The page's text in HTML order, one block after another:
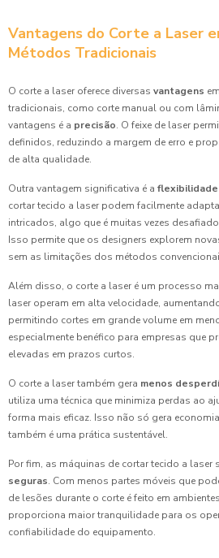
Vantagens do Corte a Laser
Métodos Tradicionais
O corte a laser oferece diversas vantagens
tradicionais, como corte manual ou com
vantagens é a precisão. O feixe de laser
definidos, reduzindo a margem de erro e
de alta qualidade.
Outra vantagem significativa é a flexibilidade
cortar tecido a laser podem facilmente
intricados, algo que é muitas vezes
Isso permite que os designers explorem
sem as limitações dos métodos
Além disso, o corte a laser é um processo
laser operam em alta velocidade,
permitindo cortes em grande volume em
especialmente benéfico para empresas que
elevadas em prazos curtos.
O corte a laser também gera menos
utiliza uma técnica que minimiza perdas ao
forma mais eficaz. Isso não só gera
também é uma prática sustentável.
Por fim, as máquinas de cortar tecido a laser
seguras. Com menos partes móveis que
de lesões durante o corte é feito em
proporciona maior tranquilidade para os
confiabilidade do equipamento.